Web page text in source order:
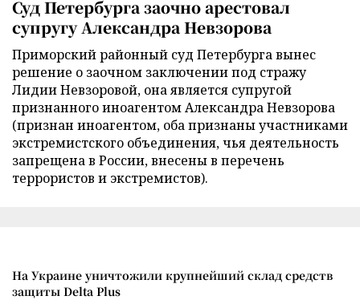
Суд Петербурга заочно арестовал
супругу Александра Невзорова
Приморский районный суд Петербурга вынес
решение о заочном заключении под стражу
Лидии Невзоровой, она является супругой
признанного иноагентом Александра Невзорова
(признан иноагентом, оба признаны участниками
экстремистского объединения, чья деятельность
запрещена в России, внесены в перечень
террористов и экстремистов).
На Украине уничтожили крупнейший склад средств
защиты Delta Plus